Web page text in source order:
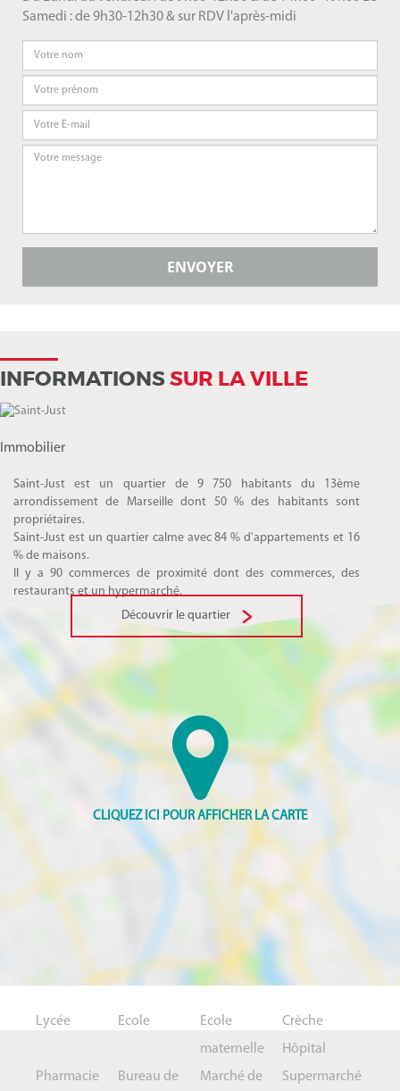
Samedi : de 9h30-12h30 & sur RDV l'après-midi
INFORMATIONSSUR LA VILLE
Immobilier
Saint-Just est un quartier de 9 750 habitants du 13ème
arrondissement de Marseille dont 50 % des habitants sont
propriétaires.
Saint-Just est un quartier calme avec 84 % d'appartements et 16
% de maisons.
Il y a 90 commerces de proximité dont des commerces, des
restaurants et un hypermarché.
Découvrir le quartier
Lycée Ecole
Ecole
maternelle
Crèche
Hôpital
Pharmacie
Bureau de
Marché de
Supermarché